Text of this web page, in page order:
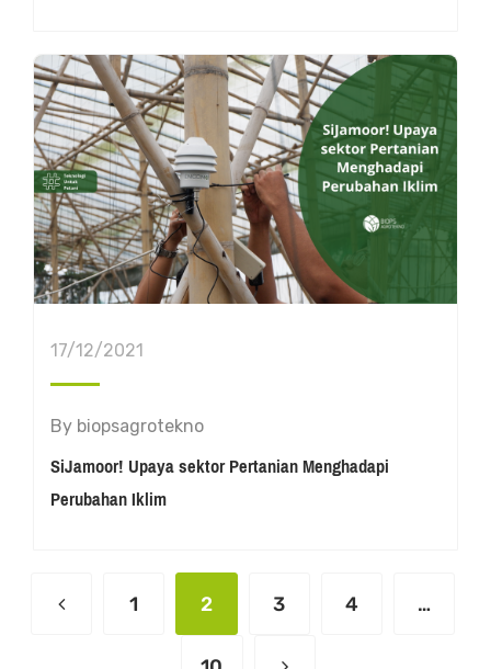
17/12/2021
By biopsagrotekno
SiJamoor! Upaya sektor Pertanian Menghadapi
Perubahan Iklim
1 2 3 4 …